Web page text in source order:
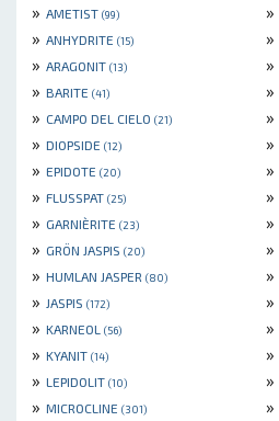
» AMETIST (99) »
» ANHYDRITE (15) »
» ARAGONIT (13) »
» BARITE (41) »
» CAMPO DEL CIELO (21) »
» DIOPSIDE (12) »
» EPIDOTE (20) »
» FLUSSPAT (25) »
» GARNIÈRITE (23) »
» GRÖN JASPIS (20) »
» HUMLAN JASPER (80) »
» JASPIS (172) »
» KARNEOL (56) »
» KYANIT (14) »
» LEPIDOLIT (10) »
» MICROCLINE (301) »